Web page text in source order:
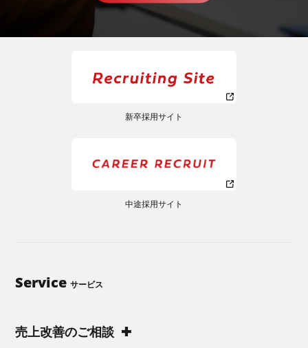
新卒採用サイト
中途採用サイト
Serviceサービス
売上改善のご相談